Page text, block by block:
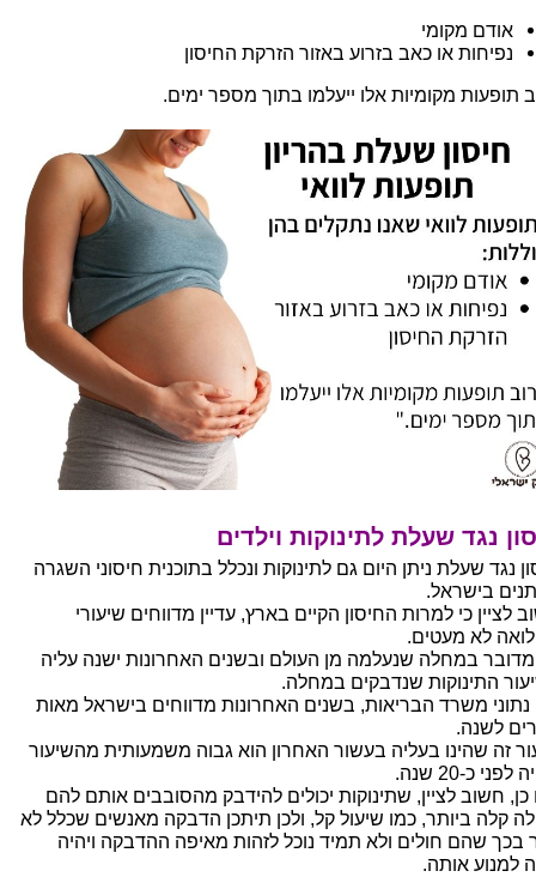
אודם מקומי
נפיחות או כאב בזרוע באזור הזרקת החיסון
תופעות מקומיות אלו ייעלמו בתוך מספר ימים.
נגד שעלת לתינוקות וילדים
נגד שעלת ניתן היום גם לתינוקות ונכלל בתוכנית חיסוני השגרה
בישראל.
לציין כי למרות החיסון הקיים בארץ, עדיין מדווחים שיעורי
לא מעטים.
במחלה שנעלמה מן העולם ובשנים האחרונות ישנה עליה
התינוקות שנדבקים במחלה.
נתוני משרד הבריאות, בשנים האחרונות מדווחים בישראל מאות
לשנה.
זה שהינו בעליה בעשור האחרון הוא גבוה משמעותית מהשיעור
כ-20 שנה.
כן, חשוב לציין, שתינוקות יכולים להידבק מהסובבים אותם להם
קלה ביותר, כמו שיעול קל, ולכן תיתכן הדבקה מאנשים שכלל לא
בכך שהם חולים ולא תמיד נוכל לזהות מאיפה ההדבקה ויהיה
למנוע אותה.